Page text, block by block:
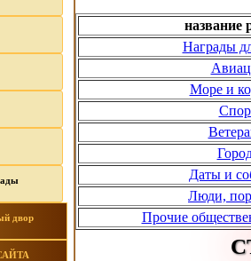
двор
название
Награды
Море и
Даты и
Люди,
Прочие